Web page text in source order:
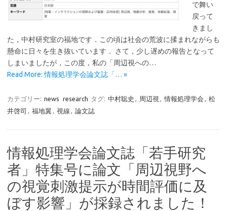
で舞い
戻って
きまし
た，中村研究室の福地です．この頃は社会の荒波に揉まれながらも
懸命に日々を生き抜いています． さて，少し遅めの報告となって
しまいましたが，この度，私の「周辺視への…
Read More: 情報処理学会論文誌「… »
カテゴリー: news research タグ: 中村聡史 , 周辺視 , 情報処理学会 , 松
井啓司 , 福地翼 , 視線 , 論文誌
情報処理学会論文誌「若手研究
者」特集号に論文「周辺視野へ
の視覚刺激提示が時間評価に及
ぼす影響」が採録されました！